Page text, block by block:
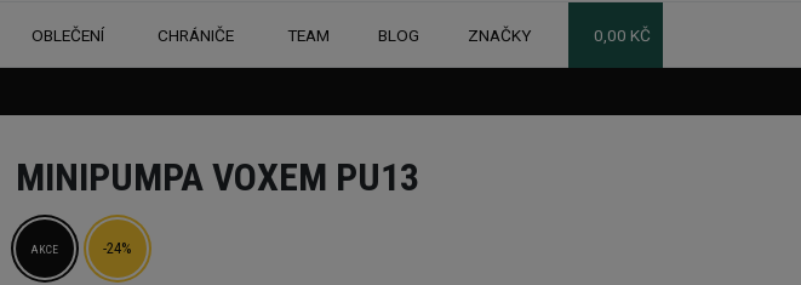
OBLEČENÍ CHRÁNIČE TEAM BLOG ZNAČKY 0,00 KČ
MINIPUMPA VOXEM PU13
AKCE -24%